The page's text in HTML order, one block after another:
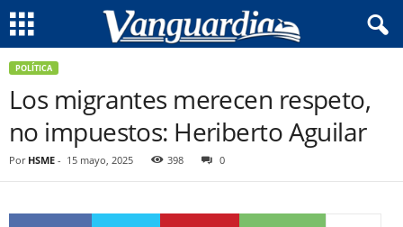
POLÍTICA
Los migrantes merecen respeto,
no impuestos: Heriberto Aguilar
Por HSME - 15 mayo, 2025 398 0